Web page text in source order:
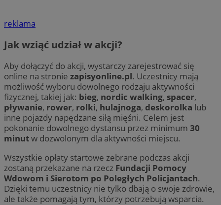
reklama
Jak wziąć udział w akcji?
Aby dołączyć do akcji, wystarczy zarejestrować się
online na stronie zapisyonline.pl. Uczestnicy mają
możliwość wyboru dowolnego rodzaju aktywności
fizycznej, takiej jak: bieg, nordic walking, spacer,
pływanie, rower, rolki, hulajnoga, deskorolka lub
inne pojazdy napędzane siłą mięśni. Celem jest
pokonanie dowolnego dystansu przez minimum 30
minutw dozwolonym dla aktywności miejscu.
Wszystkie opłaty startowe zebrane podczas akcji
zostaną przekazane na rzecz Fundacji Pomocy
Wdowom i Sierotom po Poległych Policjantach.
Dzięki temu uczestnicy nie tylko dbają o swoje zdrowie,
ale także pomagają tym, którzy potrzebują wsparcia.